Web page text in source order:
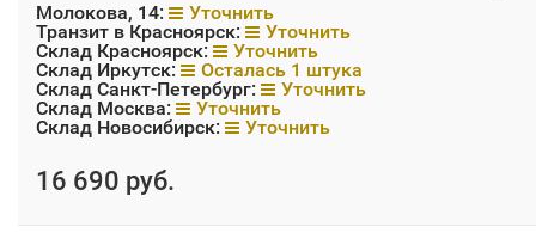
Молокова, 14:
Уточнить
Транзит в Красноярск:
Уточнить
Склад Красноярск:
Уточнить
Склад Иркутск:
Осталась 1 штука
Склад Санкт-Петербург:
Уточнить
Склад Москва:
Уточнить
Склад Новосибирск:
Уточнить
16 690 руб.